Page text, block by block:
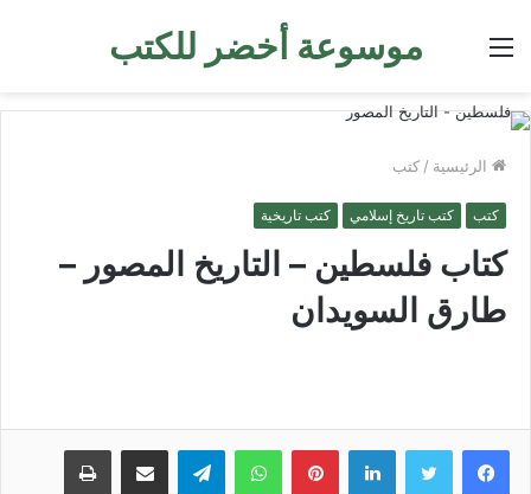
موسوعة أخضر للكتب القائمة
الرئيسية / كتب
كتب كتب تاريخ إسلامي كتب تاريخية
كتاب فلسطين – التاريخ المصور –
طارق السويدان
لينكدإن بينتيريستواتساب تيلقرام مشاركة عبر البريد طباعة